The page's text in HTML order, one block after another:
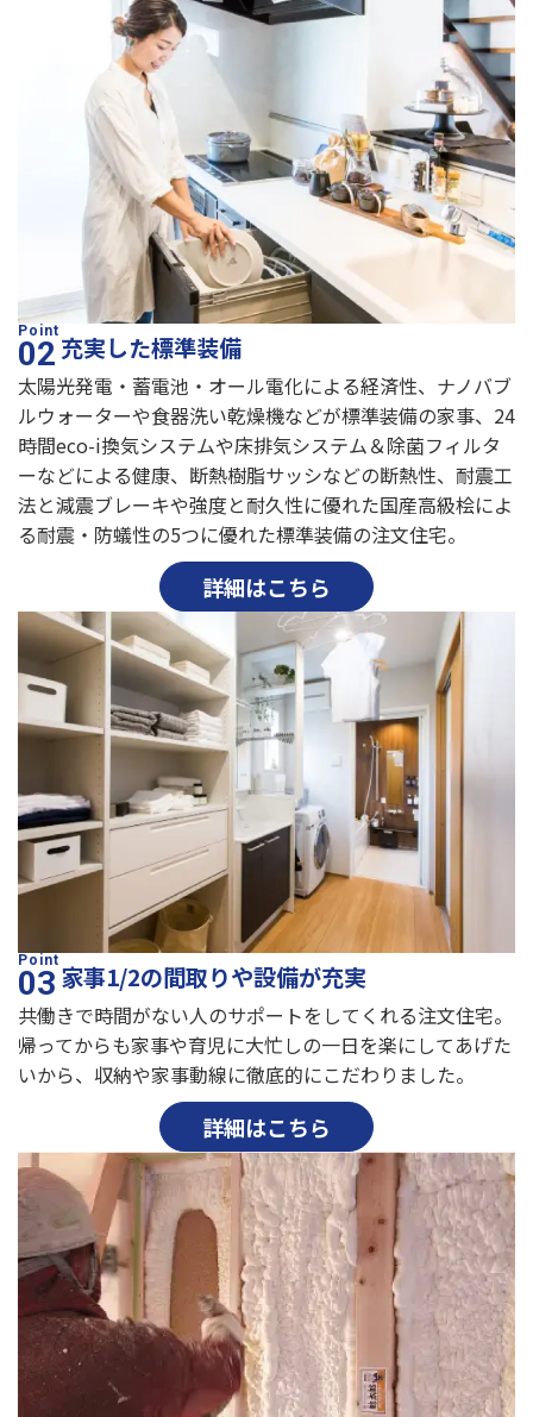
充実した標準装備
太陽光発電・蓄電池・オール電化による経済性、ナノバブ
ルウォーターや食器洗い乾燥機などが標準装備の家事、24
時間eco-i換気システムや床排気システム＆除菌フィルタ
ーなどによる健康、断熱樹脂サッシなどの断熱性、耐震工
法と減震ブレーキや強度と耐久性に優れた国産高級桧によ
る耐震・防蟻性の5つに優れた標準装備の注文住宅。
詳細はこちら
家事1/2の間取りや設備が充実
共働きで時間がない人のサポートをしてくれる注文住宅。
帰ってからも家事や育児に大忙しの一日を楽にしてあげた
いから、収納や家事動線に徹底的にこだわりました。
詳細はこちら